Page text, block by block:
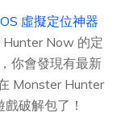
虛擬定位神器
Now 的定
你會發現有最新
Monster Hunter
破解包了！